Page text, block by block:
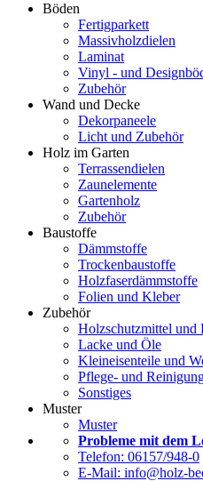
Böden
Fertigparkett
Massivholzdielen
Laminat
Vinyl - und
Zubehör
Wand und Decke
Dekorpaneele
Licht und Zubehör
Holz im Garten
Terrassendielen
Zaunelemente
Gartenholz
Zubehör
Baustoffe
Dämmstoffe
Trockenbaustoffe
Holzfaserdämmstoffe
Folien und Kleber
Zubehör
Holzschutzmittel und
Lacke und Öle
Kleineisenteile und
Pflege- und
Sonstiges
Muster
Muster
Probleme mit dem
Telefon: 06157/948-0
E-Mail: info@holz-